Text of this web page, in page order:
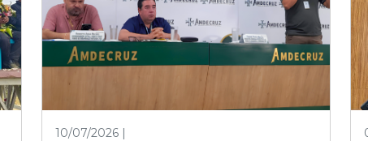
10/07/2026 |